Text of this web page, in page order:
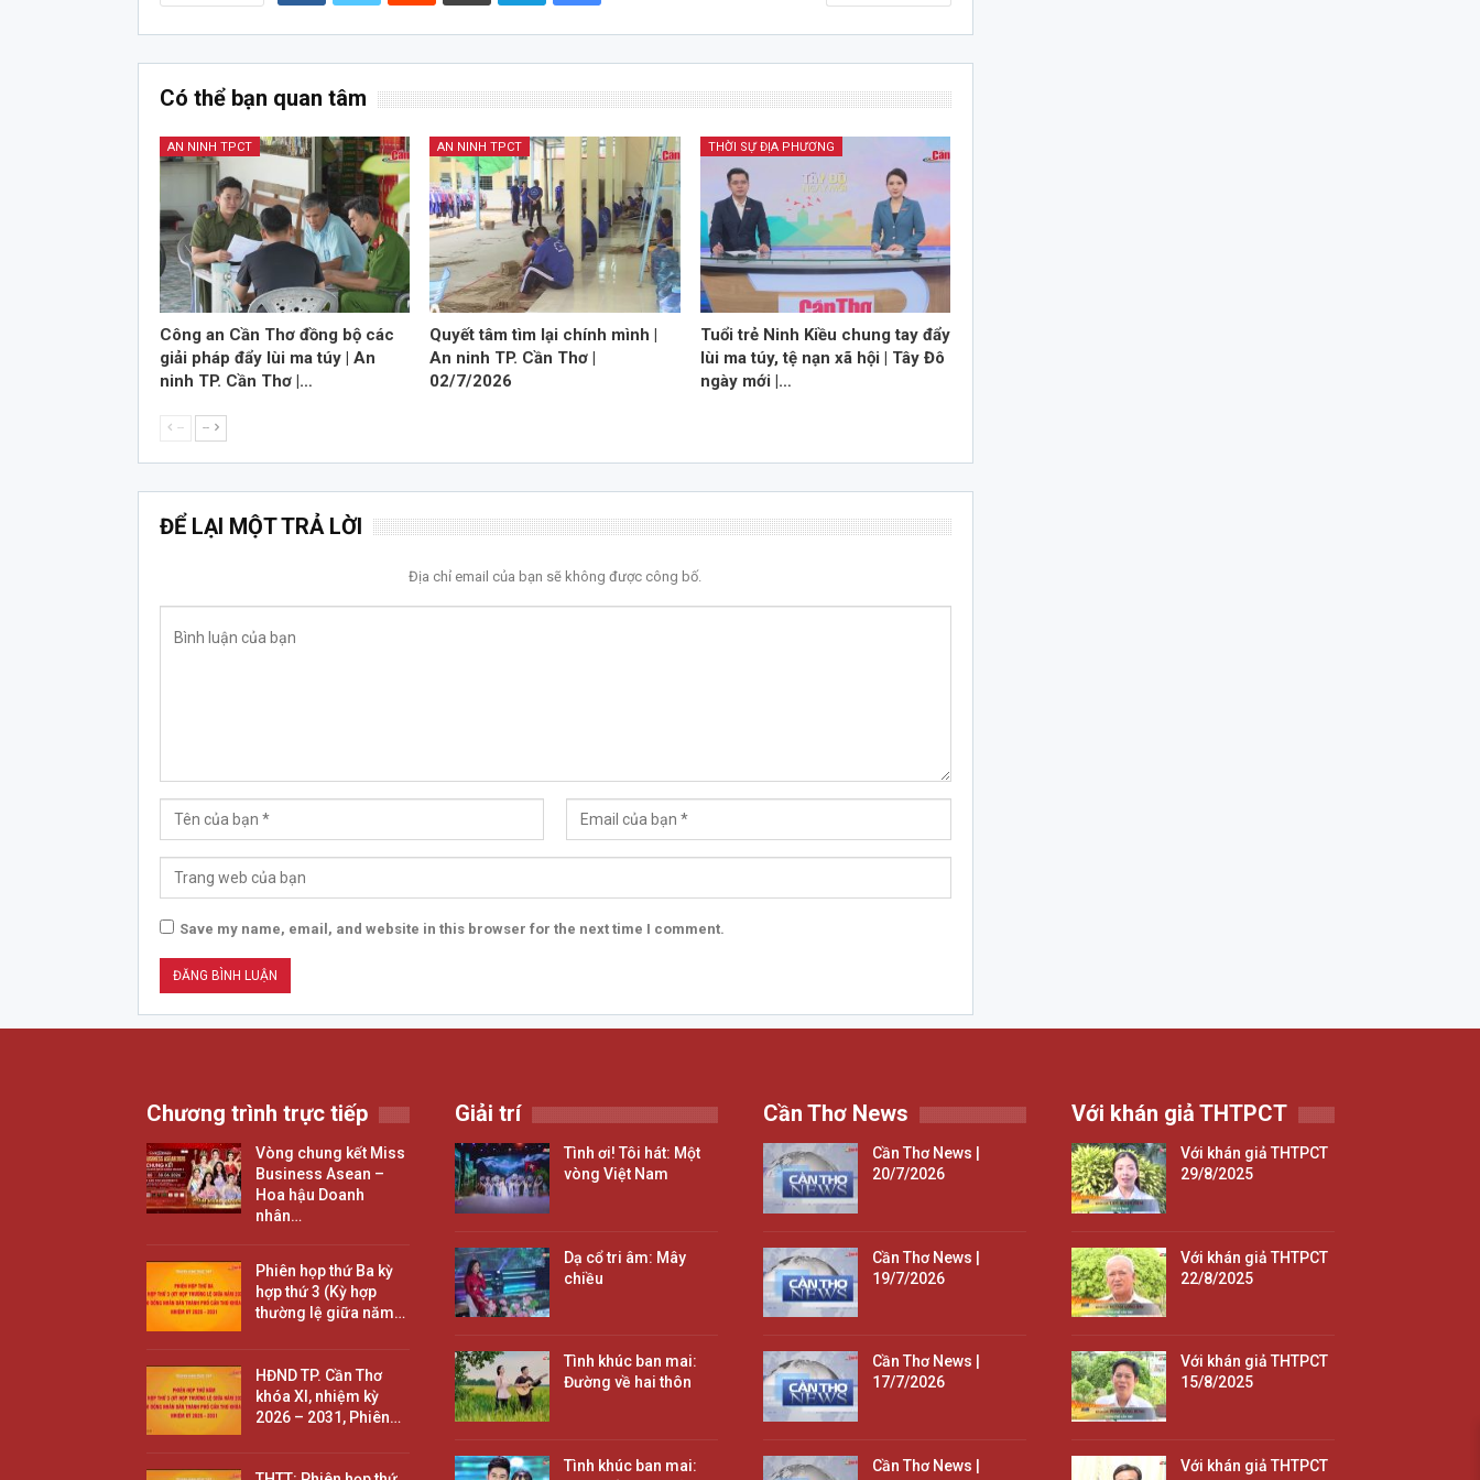
Có thể bạn quan tâm
AN NINH TPCT
Công an Cần Thơ đồng bộ các
giải pháp đẩy lùi ma túy | An
ninh TP. Cần Thơ |…
AN NINH TPCT
Quyết tâm tìm lại chính mình |
An ninh TP. Cần Thơ |
02/7/2026
THỜI SỰ ĐỊA PHƯƠNG
Tuổi trẻ Ninh Kiều chung tay đẩy
lùi ma túy, tệ nạn xã hội | Tây Đô
ngày mới |…
-- --
ĐỂ LẠI MỘT TRẢ LỜI
Địa chỉ email của bạn sẽ không được công bố.
Save my name, email, and website in this browser for the next time I comment.
Chương trình trực tiếp
Vòng chung kết Miss
Business Asean –
Hoa hậu Doanh
nhân…
Phiên họp thứ Ba kỳ
hợp thứ 3 (Kỳ hợp
thường lệ giữa năm…
HĐND TP. Cần Thơ
khóa XI, nhiệm kỳ
2026 – 2031, Phiên…
Giải trí
Tình ơi! Tôi hát: Một
vòng Việt Nam
Dạ cổ tri âm: Mây
chiều
Tình khúc ban mai:
Đường về hai thôn
Tình khúc ban mai:
Cần Thơ News
Cần Thơ News |
20/7/2026
Cần Thơ News |
19/7/2026
Cần Thơ News |
17/7/2026
Cần Thơ News |
Với khán giả THTPCT
Với khán giả THTPCT
29/8/2025
Với khán giả THTPCT
22/8/2025
Với khán giả THTPCT
15/8/2025
Với khán giả THTPCT